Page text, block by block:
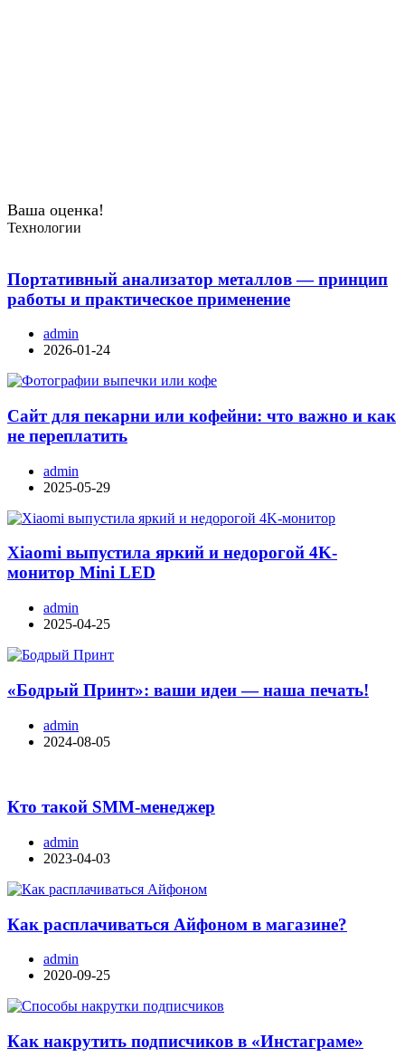
Ваша оценка!
Технологии
Портативный анализатор металлов — принцип
работы и практическое применение
admin
2026-01-24
Сайт для пекарни или кофейни: что важно и как
не переплатить
admin
2025-05-29
Xiaomi выпустила яркий и недорогой 4K-
монитор Mini LED
admin
2025-04-25
«Бодрый Принт»: ваши идеи — наша печать!
admin
2024-08-05
Кто такой SMM-менеджер
admin
2023-04-03
Как расплачиваться Айфоном в магазине?
admin
2020-09-25
Как накрутить подписчиков в «Инстаграме»